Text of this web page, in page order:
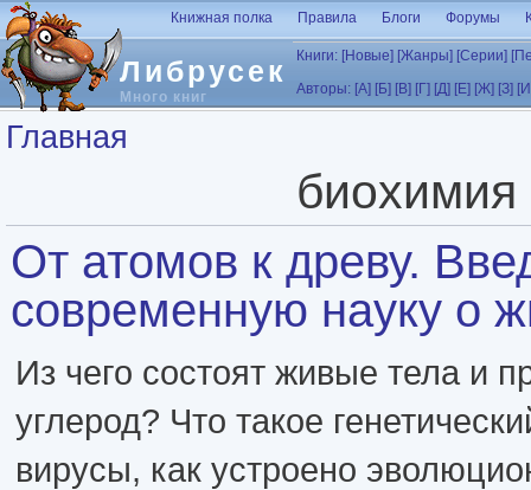
Перейти к основному содержанию
Либрусек
Много книг
Книжная полка Правила Блоги Форумы
Книги: [Новые] [Жанры] [Серии]
Авторы: [А] [Б] [В] [Г] [Д] [Е] [Ж] [З]
Вы здесь
Главная
биохимия
От атомов к древу.
современную науку о
Из чего состоят живые тела и
углерод? Что такое
вирусы, как устроено